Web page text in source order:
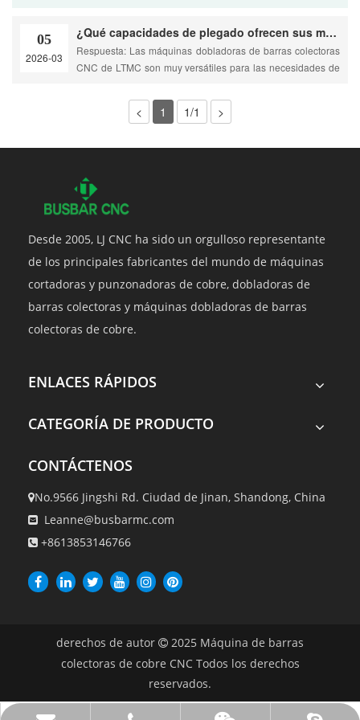
05
2026-03
¿Qué capacidades de plegado ofrecen sus máquinas de barras colectoras CNC para diseños complejos de aparamenta?
Respuesta: Las máquinas dobladoras de barras colectoras
CNC de LTMC son muy versátiles para las necesidades de
< 1 1/1 >
Desde 2005, LJ CNC ha sido un orgulloso representante
de los principales fabricantes del mundo de máquinas
cortadoras y punzonadoras de cobre, dobladoras de
barras colectoras y máquinas dobladoras de barras
colectoras de cobre.
ENLACES RÁPIDOS
CATEGORÍA DE PRODUCTO
CONTÁCTENOS
No.9566 Jingshi Rd. Ciudad de Jinan, Shandong, China
 Leanne@busbarmc.com
 +8613853146766
derechos de autor  2025 Máquina de barras
colectoras de cobre CNC Todos los derechos
reservados.